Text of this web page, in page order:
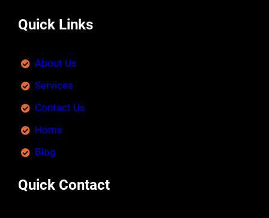
Quick Links
About Us
Services
Contact Us
Home
Blog
Quick Contact